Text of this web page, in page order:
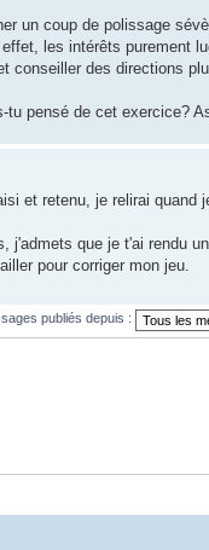
un coup de polissage
les intérêts purement
des directions
pensé de cet exercice?
et retenu, je relirai quand
que je t'ai rendu
pour corriger mon jeu.
publiés depuis :